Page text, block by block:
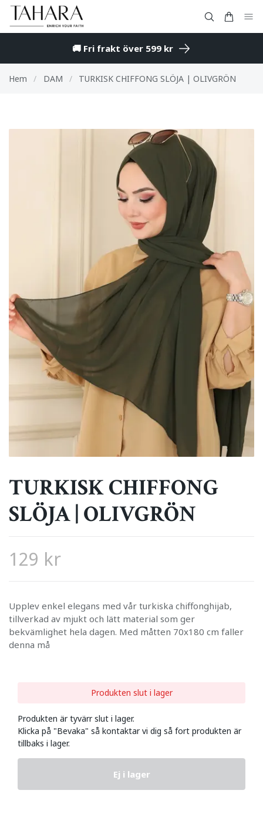
🚚 Fri frakt över 599 kr
Hem / DAM / TURKISK CHIFFONG SLÖJA | OLIVGRÖN
TURKISK CHIFFONG
SLÖJA | OLIVGRÖN
129 kr
Upplev enkel elegans med vår turkiska chiffonghijab,
tillverkad av mjukt och lätt material som ger
bekvämlighet hela dagen. Med måtten 70x180 cm faller
denna må
Produkten slut i lager
Produkten är tyvärr slut i lager.
Klicka på "Bevaka" så kontaktar vi dig så fort produkten är
tillbaks i lager.
Ej i lager